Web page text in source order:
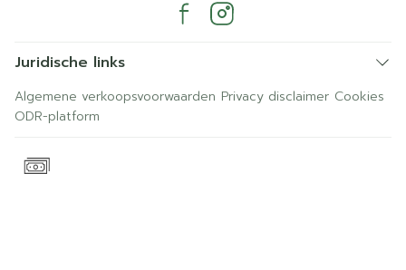
Juridische links
Algemene verkoopsvoorwaarden Privacy disclaimer Cookies
ODR-platform